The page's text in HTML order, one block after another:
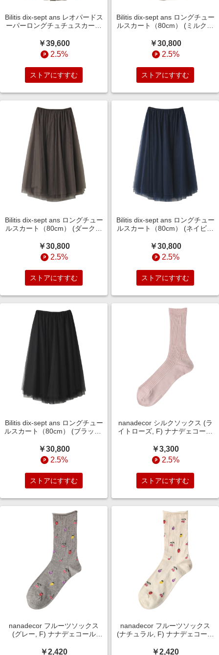
Bilitis dix-sept ans レオパードス
ーパーロングチュチュスカート
F(36)) ビリティス・ディセッタ
ン ELLE SHOP
￥39,600
2.5%
ストアにすすむ
Bilitis dix-sept ans ロングチュー
ルスカート（80cm） (ミルクテ
セッタン ELLE SHOP
￥30,800
2.5%
ストアにすすむ
Bilitis dix-sept ans ロングチュー
ルスカート（80cm） (ダークブ
ィセッタン ELLE SHOP
￥30,800
2.5%
ストアにすすむ
Bilitis dix-sept ans ロングチュー
ルスカート（80cm） (ネイビー
ィセッタン ELLE SHOP
￥30,800
2.5%
ストアにすすむ
Bilitis dix-sept ans ロングチュー
ルスカート（80cm） (ブラック,
ン ELLE SHOP
￥30,800
2.5%
ストアにすすむ
nanadecor シルクソックス (ラ
イトローズ, F) ナナデェコール
￥3,300
2.5%
ストアにすすむ
nanadecor フルーツソックス
(グレー, F) ナナデェコール
￥2,420
nanadecor フルーツソックス
(ナチュラル, F) ナナデェコール
￥2,420